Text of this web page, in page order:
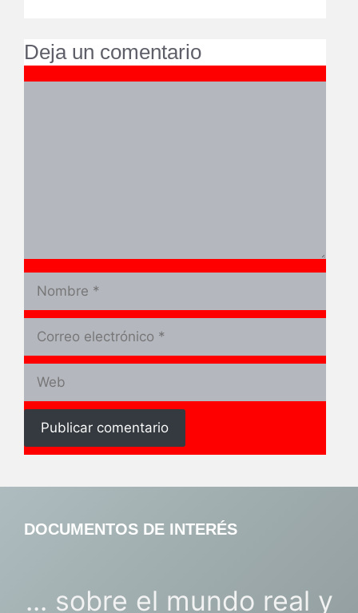
Deja un comentario
electrónico
DOCUMENTOS DE INTERÉS
... sobre el mundo real y